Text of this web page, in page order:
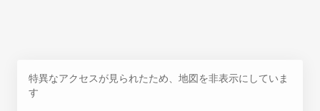
特異なアクセスが見られたため、地図を非表示にしていま
す